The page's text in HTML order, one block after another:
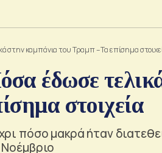
στην καμπάνια του Τραμπ – Τα επίσημα
έδωσε
στοιχεία
πόσο μακρά ήταν